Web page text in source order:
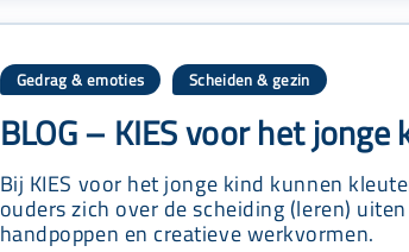
Gedrag & emoties Scheiden & gezin
BLOG – KIES voor het jonge
Bij KIES voor het jonge kind kunnen
ouders zich over de scheiding (leren)
handpoppen en creatieve werkvormen.